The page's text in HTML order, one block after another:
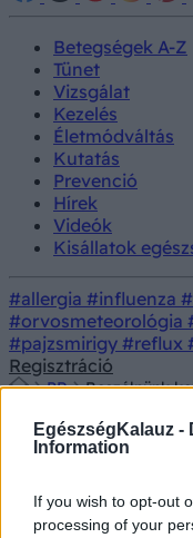
EgészségKalauz -
Information
If you wish to opt-out
processing of your
Betegségek A-Z
Tünet
Vizsgálat
Kezelés
Életmódváltás
Kutatás
Prevenció
Hírek
Videók
Kisállatok
#allergia #influenza
#orvosmeteorológia
#pajzsmirigy #reflux
Regisztráció
PR Beszélnünk
Hirdetés
(x)